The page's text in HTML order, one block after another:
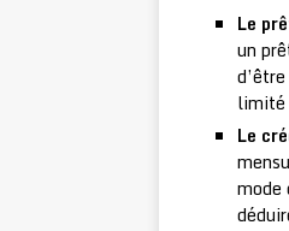
Le
un
limité
Le
mode